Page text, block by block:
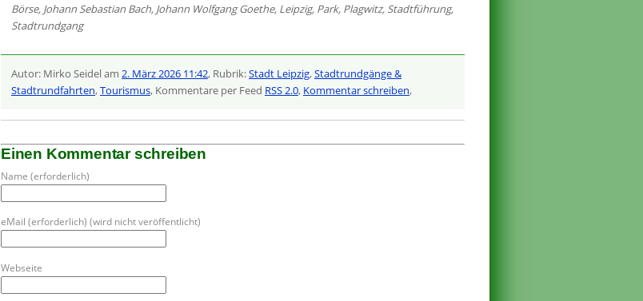
Börse, Johann Sebastian Bach, Johann Wolfgang Goethe, Leipzig, Park, Plagwitz, Stadtführung,
Stadtrundgang
Autor: Mirko Seidel am 2. März 2026 11:42, Rubrik:Stadt Leipzig,Stadtrundgänge &
Stadtrundfahrten,Tourismus, Kommentare per Feed RSS 2.0, Kommentar schreiben,
Einen Kommentar schreiben
Name (erforderlich)
eMail (erforderlich) (wird nicht veröffentlicht)
Webseite